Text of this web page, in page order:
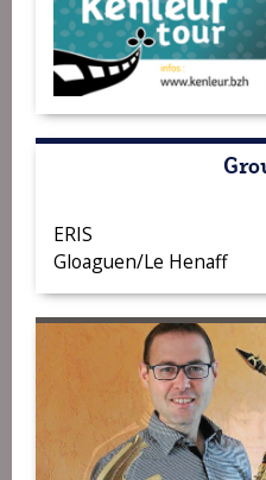
ERIS
Gloaguen/Le Henaff